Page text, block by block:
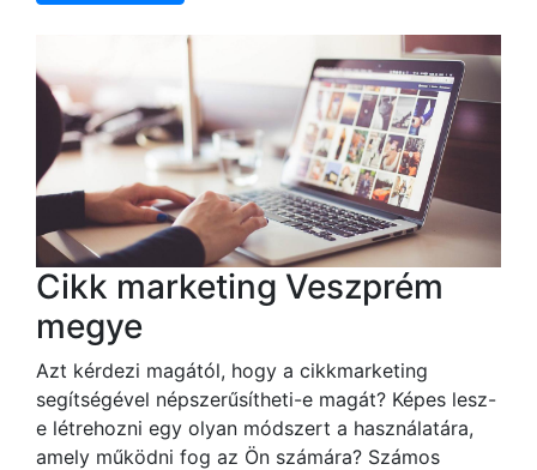
Cikk marketing Veszprém
megye
Azt kérdezi magától, hogy a cikkmarketing
segítségével népszerűsítheti-e magát? Képes lesz-
e létrehozni egy olyan módszert a használatára,
amely működni fog az Ön számára? Számos